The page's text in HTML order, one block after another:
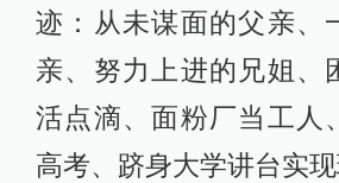
迹：从未谋面的父亲、
亲、努力上进的兄姐、
活点滴、面粉厂当工人
高考、跻身大学讲台实现